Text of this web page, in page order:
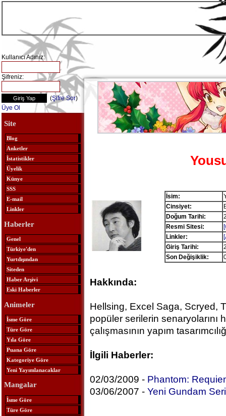
Kullanıcı Adınız:
Şifreniz:
(Şifre Sor)
Üye Ol
Site
Blog
Anketler
İstatistikler
Üyelik
Künye
SSS
E-mail
Linkler
Haberler
Genel
Türkiye'den
Yurtdışından
Siteden
Haber Arşivi
Eski Haberler
Animeler
İsme Göre
Türe Göre
Yıla Göre
Puana Göre
Kategoriye Göre
Yeni Yayımlanacaklar
Mangalar
İsme Göre
Türe Göre
İsim:
Cinsiyet:
Doğum Tarihi:
Resmi Sitesi:
Linkler:
Giriş Tarihi:
Son Değişiklik:
Hakkında:
Hellsing, Excel Saga, Scryed,
popüler serilerin senaryolarını
çalışmasının yapım
İlgili Haberler:
02/03/2009 - Phantom:
03/06/2007 - Yeni Gundam